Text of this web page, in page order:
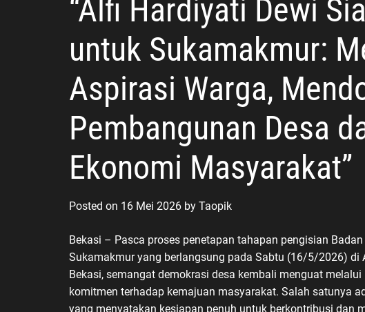
“Alfi Hardiyati Dewi
untuk Sukamakmur:
Aspirasi Warga,
Pembangunan Desa
Ekonomi Masyarakat”
Posted on 16 Mei 2026 by Taopik
Bekasi – Pasca proses penetapan tahapan pengisian
Sukamakmur yang berlangsung pada Sabtu (16/5/2026) di
Bekasi, semangat demokrasi desa kembali menguat
komitmen terhadap kemajuan masyarakat. Salah satunya
yang menyatakan kesiapan penuh untuk berkontribusi dan